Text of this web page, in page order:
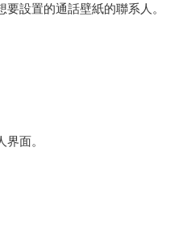
設置的通話壁紙的聯系人。
面。